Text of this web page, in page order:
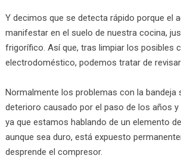
Y decimos que se detecta rápido porque el
manifestar en el suelo de nuestra cocina,
frigorífico. Así que, tras limpiar los posibles
electrodoméstico, podemos tratar de
Normalmente los problemas con la bandeja
deterioro causado por el paso de los años
ya que estamos hablando de un elemento
aunque sea duro, está expuesto
desprende el compresor.